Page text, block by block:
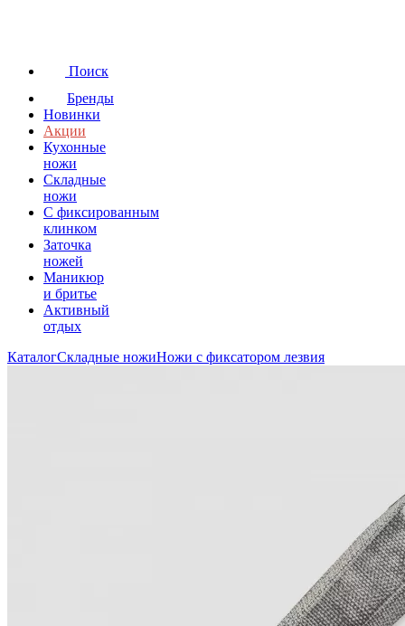
Поиск
Бренды
Новинки
Акции
Кухонные
ножи
Складные
ножи
C фиксированным
клинком
Заточка
ножей
Маникюр
и бритье
Активный
отдых
КаталогСкладные ножиНожи с фиксатором лезвия